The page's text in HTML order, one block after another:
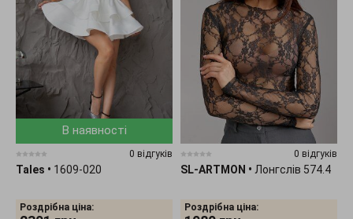
В наявності
0 відгуків
Tales • 1609-020
Роздрібна ціна:
0 відгуків
SL-ARTMON • Лонгслів 574.4
Роздрібна ціна: